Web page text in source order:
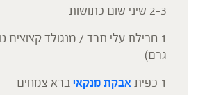
2-3 שיני שום כתושות
גרם)
1 כפית
אבקת מנקאיברא צמחים